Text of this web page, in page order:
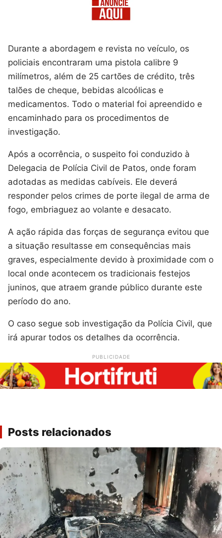
Durante a abordagem e revista no veículo, os
policiais encontraram uma pistola calibre 9
milímetros, além de 25 cartões de crédito, três
talões de cheque, bebidas alcoólicas e
medicamentos. Todo o material foi apreendido e
encaminhado para os procedimentos de
investigação.
Após a ocorrência, o suspeito foi conduzido à
Delegacia de Polícia Civil de Patos, onde foram
adotadas as medidas cabíveis. Ele deverá
responder pelos crimes de porte ilegal de arma de
fogo, embriaguez ao volante e desacato.
A ação rápida das forças de segurança evitou que
a situação resultasse em consequências mais
graves, especialmente devido à proximidade com o
local onde acontecem os tradicionais festejos
juninos, que atraem grande público durante este
período do ano.
O caso segue sob investigação da Polícia Civil, que
irá apurar todos os detalhes da ocorrência.
PUBLICIDADE
Posts relacionados